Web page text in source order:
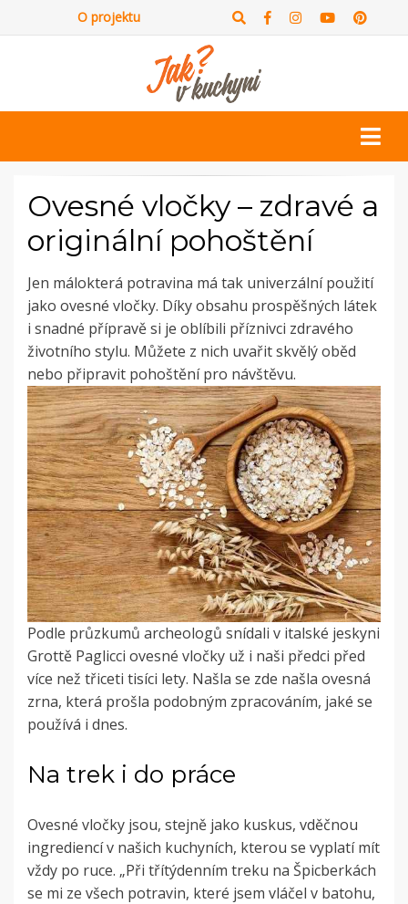
O projektu
Ovesné vločky – zdravé a
originální pohoštění
Jen málokterá potravina má tak univerzální použití
jako ovesné vločky. Díky obsahu prospěšných látek
i snadné přípravě si je oblíbili příznivci zdravého
životního stylu. Můžete z nich uvařit skvělý oběd
nebo připravit pohoštění pro návštěvu.
Podle průzkumů archeologů snídali v italské jeskyni
Grottě Paglicci ovesné vločky už i naši předci před
více než třiceti tisíci lety. Našla se zde našla ovesná
zrna, která prošla podobným zpracováním, jaké se
používá i dnes.
Na trek i do práce
Ovesné vločky jsou, stejně jako kuskus, vděčnou
ingrediencí v našich kuchyních, kterou se vyplatí mít
vždy po ruce. „Při třítýdenním treku na Špicberkách
se mi ze všech potravin, které jsem vláčel v batohu,